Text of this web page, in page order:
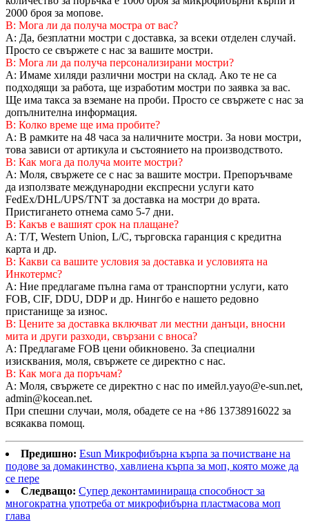
2000 броя за мопове.
В: Мога ли да получа мостра от вас?
A: Да, безплатни мостри с доставка, за всеки отделен случай.
Просто се свържете с нас за вашите мостри.
В: Мога ли да получа персонализирани мостри?
A: Имаме хиляди различни мостри на склад. Ако те не са
подходящи за работа, ще изработим мостри по заявка за вас.
Ще има такса за вземане на проби. Просто се свържете с нас за
допълнителна информация.
В: Колко време ще има пробите?
A: В рамките на 48 часа за наличните мостри. За нови мостри,
това зависи от артикула и състоянието на производството.
В: Как мога да получа моите мостри?
A: Моля, свържете се с нас за вашите мостри. Препоръчваме
да използвате международни експресни услуги като
FedEx/DHL/UPS/TNT за доставка на мостри до врата.
Пристигането отнема само 5-7 дни.
В: Какъв е вашият срок на плащане?
A: T/T, Western Union, L/C, търговска гаранция с кредитна
карта и др.
В: Какви са вашите условия за доставка и условията на
Инкотермс?
A: Ние предлагаме пълна гама от транспортни услуги, като
FOB, CIF, DDU, DDP и др. Нингбо е нашето редовно
пристанище за износ.
В: Цените за доставка включват ли местни данъци, вносни
мита и други разходи, свързани с вноса?
A: Предлагаме FOB цени обикновено. За специални
изисквания, моля, свържете се директно с нас.
В: Как мога да поръчам?
A: Моля, свържете се директно с нас по имейл.yayo@e-sun.net,
admin@kocean.net.
При спешни случаи, моля, обадете се на +86 13738916022 за
всякаква помощ.
Предишно: Esun Микрофибърна кърпа за почистване на
подове за домакинство, хавлиена кърпа за моп, която може да
се пере
Следващо: Супер деконтаминираща способност за
многократна употреба от микрофибърна пластмасова моп
глава